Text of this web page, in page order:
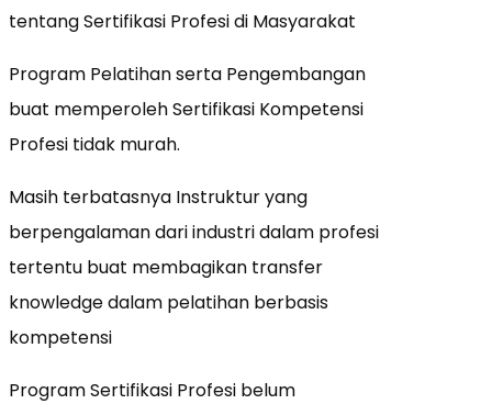
tentang Sertifikasi Profesi di Masyarakat
Program Pelatihan serta Pengembangan
buat memperoleh Sertifikasi Kompetensi
Profesi tidak murah.
Masih terbatasnya Instruktur yang
berpengalaman dari industri dalam profesi
tertentu buat membagikan transfer
knowledge dalam pelatihan berbasis
kompetensi
Program Sertifikasi Profesi belum